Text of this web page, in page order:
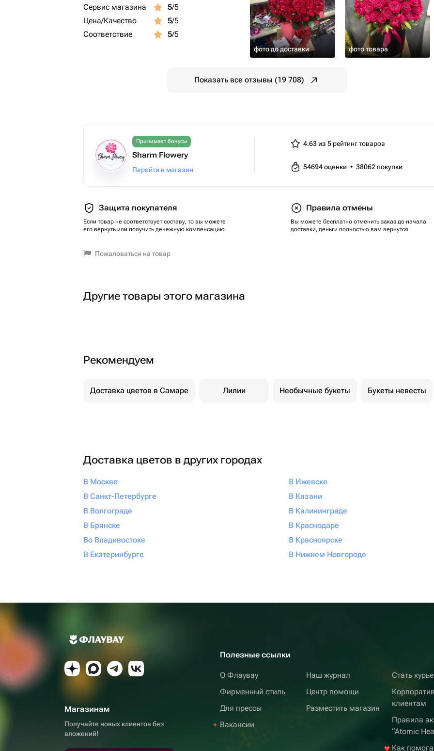
Сервис магазина 5/5
Цена/Качество
5/5
Соответствие
5/5
фото до доставки фото товара
Показать все отзывы (19 708)
Принимает бонусы
Sharm Flowery
Перейти в магазин
4.63 из 5 рейтинг товаров
54694оценки • 38062 покупки
Защита покупателя
Если товар не соответствует составу, то вы можете
его вернуть или получить денежную компенсацию.
Правила отмены
Вы можете бесплатно отменить заказ до начала
доставки, деньги полностью вам вернутся.
Пожаловаться на товар
Другие товары этого магазина
Рекомендуем
Доставка цветов в Самаре Лилии Необычные букеты Букеты невесты
Доставка цветов в других городах
В Москве
В Санкт-Петербурге
В Волгограде
В Брянске
Во Владивостоке
В Екатеринбурге
В Ижевске
В Казани
В Калининграде
В Краснодаре
В Красноярске
В Нижнем Новгороде
Магазинам
Получайте новых клиентов без
вложений!
Полезные ссылки
О Флаувау
Фирменный стиль
Для прессы
Вакансии
Наш журнал
Центр помощи
Разместить магазин
Стать
клиентам
Правила
“Atomic
Как